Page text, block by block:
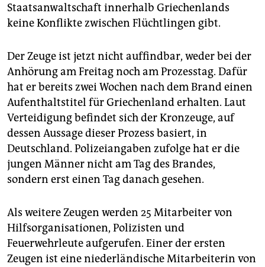
Staatsanwaltschaft innerhalb Griechenlands
keine Konflikte zwischen Flüchtlingen gibt.
Der Zeuge ist jetzt nicht auffindbar, weder bei der
Anhörung am Freitag noch am Prozesstag. Dafür
hat er bereits zwei Wochen nach dem Brand einen
Aufenthaltstitel für Griechenland erhalten. Laut
Verteidigung befindet sich der Kronzeuge, auf
dessen Aussage dieser Prozess basiert, in
Deutschland. Polizeiangaben zufolge hat er die
jungen Männer nicht am Tag des Brandes,
sondern erst einen Tag danach gesehen.
Als weitere Zeugen werden 25 Mitarbeiter von
Hilfsorganisationen, Polizisten und
Feuerwehrleute aufgerufen. Einer der ersten
Zeugen ist eine niederländische Mitarbeiterin von